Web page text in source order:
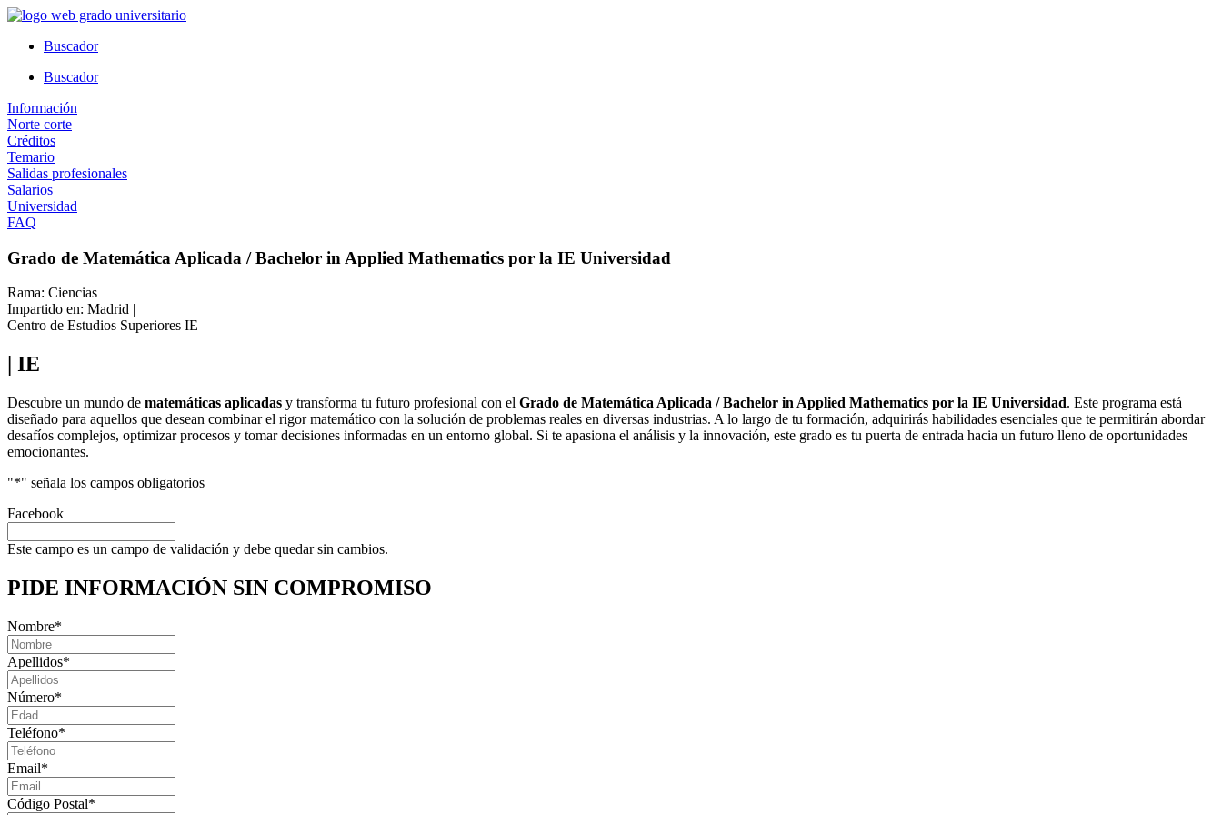
Ir
contenidoBuscador
Buscador
Información
Norte corte
Créditos
Temario
Salidas profesionales
Salarios
Universidad
FAQ
Grado de Matemática Aplicada / Bachelor in Applied Mathematics por la IE Universidad
Rama: Ciencias
Impartido en: Madrid |
Centro de Estudios Superiores IE
| IE
Descubre un mundo de matemáticas aplicadas y transforma tu futuro profesional con el Grado de Matemática Aplicada / Bachelor in Applied Mathematics por la IE Universidad. Este programa está
diseñado para aquellos que desean combinar el rigor matemático con la solución de problemas reales en diversas industrias. A lo largo de tu formación, adquirirás habilidades esenciales que te permitirán abordar
desafíos complejos, optimizar procesos y tomar decisiones informadas en un entorno global. Si te apasiona el análisis y la innovación, este grado es tu puerta de entrada hacia un futuro lleno de oportunidades
emocionantes.
"*" señala los campos obligatorios
Facebook
Este campo es un campo de validación y debe quedar sin cambios.
PIDE INFORMACIÓN SIN COMPROMISO
Nombre*
Apellidos*
Número*
Teléfono*
Email*
Código Postal*